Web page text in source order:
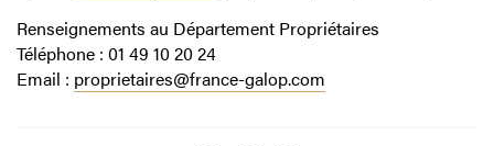
Renseignements au Département Propriétaires
Téléphone : 01 49 10 20 24
Email : proprietaires@france-galop.com